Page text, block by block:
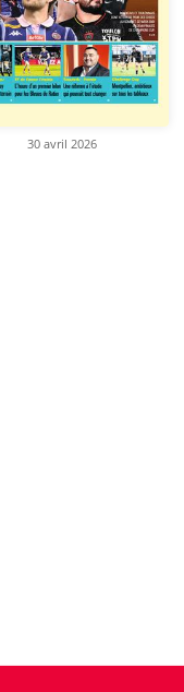
30 avril 2026